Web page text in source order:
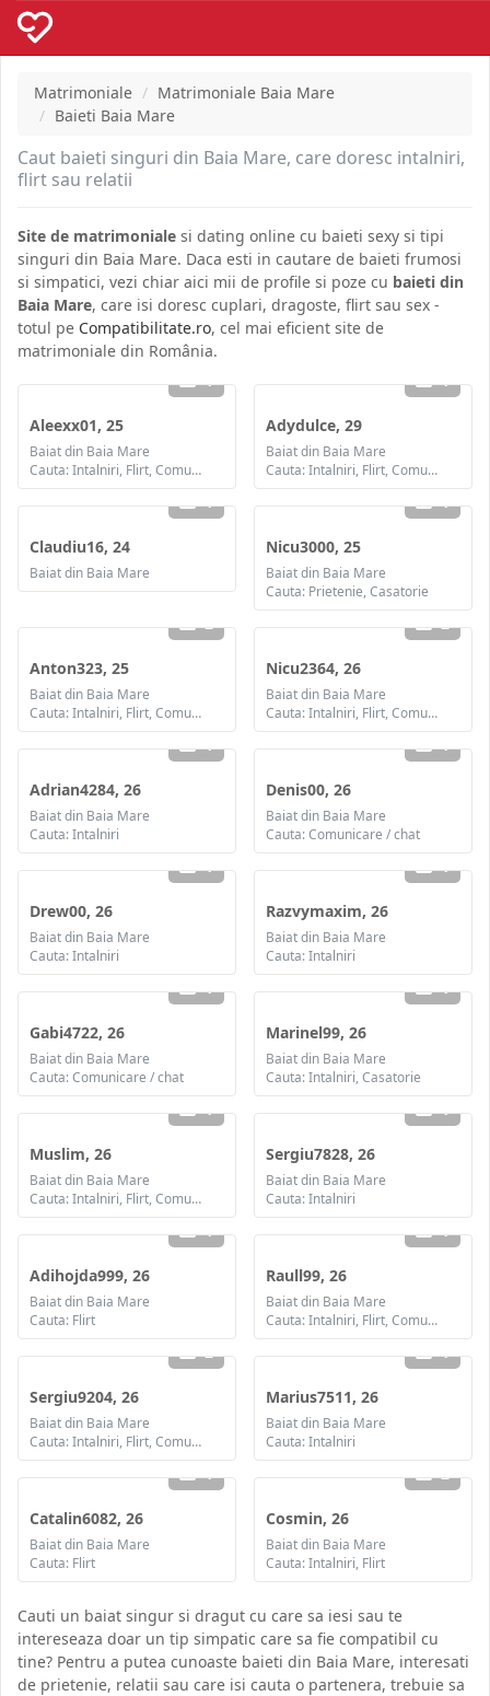
Matrimoniale
Matrimoniale Baia Mare
Baieti Baia Mare
Caut baieti singuri din Baia Mare, care doresc intalniri,
flirt sau relatii
Site de matrimoniale si dating online cu baieti sexy si tipi
singuri din Baia Mare. Daca esti in cautare de baieti frumosi
si simpatici, vezi chiar aici mii de profile si poze cu baieti din
Baia Mare, care isi doresc cuplari, dragoste, flirt sau sex -
totul pe Compatibilitate.ro, cel mai eficient site de
matrimoniale din România.
1
Aleexx01, 25
Baiat din Baia Mare
Cauta: Intalniri, Flirt, Comunicare / chat, Prietenie, Casatorie
1
Adydulce, 29
Baiat din Baia Mare
Cauta: Intalniri, Flirt, Comunicare / chat, Prietenie, Casatorie
1
Claudiu16, 24
Baiat din Baia Mare
1
Nicu3000, 25
Baiat din Baia Mare
Cauta: Prietenie, Casatorie
2
Anton323, 25
Baiat din Baia Mare
Cauta: Intalniri, Flirt, Comunicare / chat, Prietenie
2
Nicu2364, 26
Baiat din Baia Mare
Cauta: Intalniri, Flirt, Comunicare / chat
1
Adrian4284, 26
Baiat din Baia Mare
Cauta: Intalniri
1
Denis00, 26
Baiat din Baia Mare
Cauta: Comunicare / chat
1
Drew00, 26
Baiat din Baia Mare
Cauta: Intalniri
1
Razvymaxim, 26
Baiat din Baia Mare
Cauta: Intalniri
1
Gabi4722, 26
Baiat din Baia Mare
Cauta: Comunicare / chat
1
Marinel99, 26
Baiat din Baia Mare
Cauta: Intalniri, Casatorie
1
Muslim, 26
Baiat din Baia Mare
Cauta: Intalniri, Flirt, Comunicare / chat
1
Sergiu7828, 26
Baiat din Baia Mare
Cauta: Intalniri
1
Adihojda999, 26
Baiat din Baia Mare
Cauta: Flirt
1
Raull99, 26
Baiat din Baia Mare
Cauta: Intalniri, Flirt, Comunicare / chat, Prietenie
2
Sergiu9204, 26
Baiat din Baia Mare
Cauta: Intalniri, Flirt, Comunicare / chat, Prietenie
1
Marius7511, 26
Baiat din Baia Mare
Cauta: Intalniri
1
Catalin6082, 26
Baiat din Baia Mare
Cauta: Flirt
2
Cosmin, 26
Baiat din Baia Mare
Cauta: Intalniri, Flirt
Cauti un baiat singur si dragut cu care sa iesi sau te
intereseaza doar un tip simpatic care sa fie compatibil cu
tine? Pentru a putea cunoaste baieti din Baia Mare, interesati
de prietenie, relatii sau care isi cauta o partenera, trebuie sa